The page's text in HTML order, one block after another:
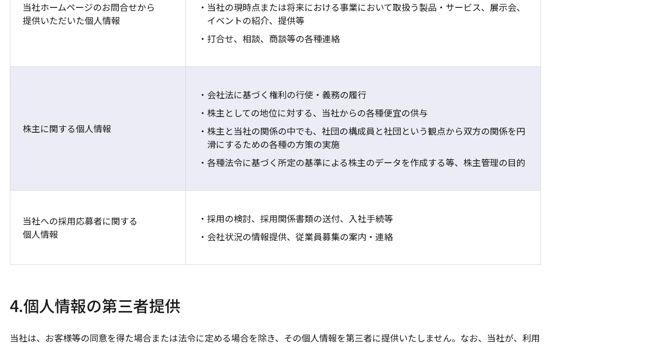
当社ホームページのお問合せから
提供いただいた個人情報
当社の現時点または将来における事業において取扱う製品・サービス、展示会、
イベントの紹介、提供等
打合せ、相談、商談等の各種連絡
株主に関する個人情報
会社法に基づく権利の行使・義務の履行
株主としての地位に対する、当社からの各種便宜の供与
株主と当社の関係の中でも、社団の構成員と社団という観点から双方の関係を円
滑にするための各種の方策の実施
各種法令に基づく所定の基準による株主のデータを作成する等、株主管理の目的
当社への採用応募者に関する
個人情報
採用の検討、採用関係書類の送付、入社手続等
会社状況の情報提供、従業員募集の案内・連絡
4.個人情報の第三者提供
当社は、お客様等の同意を得た場合または法令に定める場合を除き、その個人情報を第三者に提供いたしません。なお、当社が、利用